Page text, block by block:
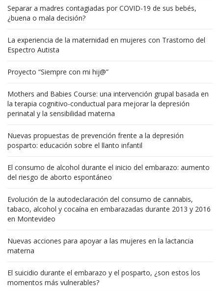
Separar a madres contagiadas por COVID-19 de sus bebés,
¿buena o mala decisión?
La experiencia de la maternidad en mujeres con Trastorno del
Espectro Autista
Proyecto “Siempre con mi hij@”
Mothers and Babies Course: una intervención grupal basada en
la terapia cognitivo-conductual para mejorar la depresión
perinatal y la sensibilidad materna
Nuevas propuestas de prevención frente a la depresión
posparto: educación sobre el llanto infantil
El consumo de alcohol durante el inicio del embarazo: aumento
del riesgo de aborto espontáneo
Evolución de la autodeclaración del consumo de cannabis,
tabaco, alcohol y cocaína en embarazadas durante 2013 y 2016
en Montevideo
Nuevas acciones para apoyar a las mujeres en la lactancia
materna
El suicidio durante el embarazo y el posparto, ¿son estos los
momentos más vulnerables?